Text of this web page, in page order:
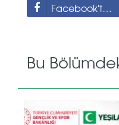
Facebook'ta Paylaş
Bu